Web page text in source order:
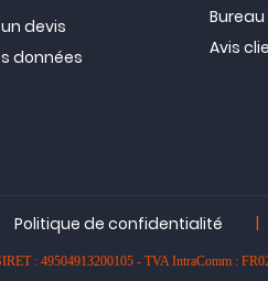
devis
données
Bureau
Avis
Politique de confidentialité |
: 49504913200105 - TVA IntraComm :